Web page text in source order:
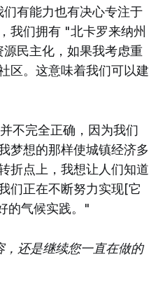
有能力也有决心专注于
我们拥有 "北卡罗来纳州
民主化，如果我考虑重
区。这意味着我们可以建
不完全正确，因为我们
梦想的那样使城镇经济多
折点上，我想让人们知道
们正在不断努力实现[它
的气候实践。"
还是继续您一直在做的